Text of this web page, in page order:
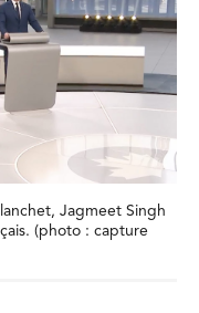
Jagmeet Singh
(photo : capture